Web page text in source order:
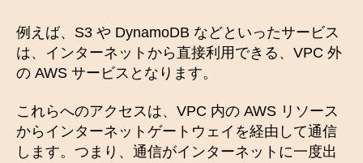
例えば、S3 や DynamoDB などといったサービス
は、インターネットから直接利用できる、VPC 外
の AWS サービスとなります。
これらへのアクセスは、VPC 内の AWS リソース
からインターネットゲートウェイを経由して通信
します。つまり、通信がインターネットに一度出